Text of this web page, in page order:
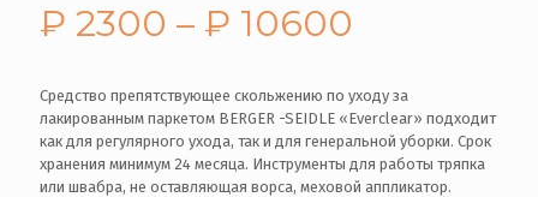
₽ 2300 – ₽ 10600
Средство препятствующее скольжению по уходу за
лакированным паркетом BERGER -SEIDLE «Everclear» подходит
как для регулярного ухода, так и для генеральной уборки. Срок
хранения минимум 24 месяца. Инструменты для работы тряпка
или швабра, не оставляющая ворса, меховой аппликатор.